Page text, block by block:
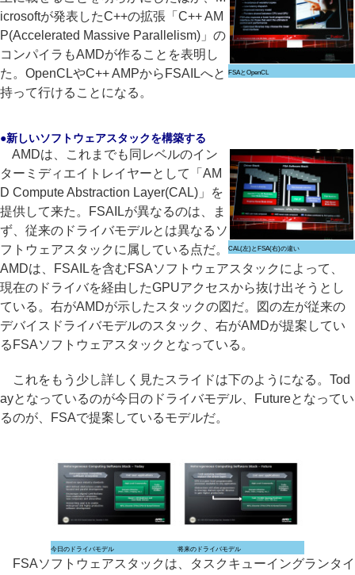
FSAとOpenCL
icrosoftが発表したC++の拡張「C++ AM
P(Accelerated Massive Parallelism)」の
コンパイラもAMDが作ることを表明し
た。OpenCLやC++ AMPからFSAILへと
持って行けることになる。
●新しいソフトウェアスタックを構築する
CAL(左)とFSA(右)の違い
AMDは、これまでも同レベルのイン
ターミディエイトレイヤーとして「AM
D Compute Abstraction Layer(CAL)」を
提供して来た。FSAILが異なるのは、ま
ず、従来のドライバモデルとは異なるソ
フトウェアスタックに属している点だ。
AMDは、FSAILを含むFSAソフトウェアスタックによって、
現在のドライバを経由したGPUアクセスから抜け出そうとし
ている。右がAMDが示したスタックの図だ。図の左が従来の
デバイスドライバモデルのスタック、右がAMDが提案してい
るFSAソフトウェアスタックとなっている。
これをもう少し詳しく見たスライドは下のようになる。Tod
ayとなっているのが今日のドライバモデル、Futureとなってい
るのが、FSAで提案しているモデルだ。
今日のドライバモデル 将来のドライバモデル
FSAソフトウェアスタックは、タスクキューイングランタイ